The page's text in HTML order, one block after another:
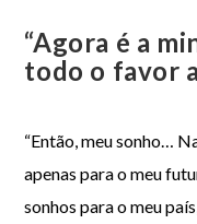
“Agora é a
todo o favor
“Então, meu sonho…
apenas para o meu
sonhos para o meu